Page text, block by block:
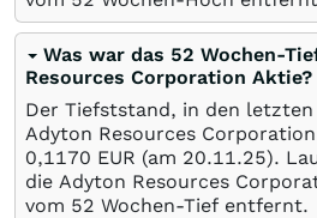
Was war das 52 Wochen-
Resources Corporation Aktie?
Der Tiefststand, in den letzten
Adyton Resources
0,1170 EUR (am 20.11.25).
die Adyton Resources
vom 52 Wochen-Tief entfernt.